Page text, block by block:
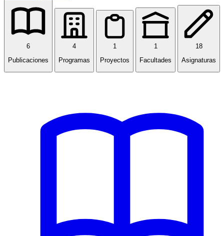
6
Publicaciones
4
Programas
1
Proyectos
1
Facultades
18
Asignaturas